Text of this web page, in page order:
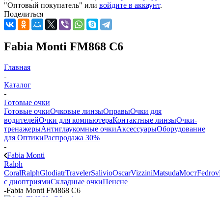
"Оптовый покупатель" или войдите в аккаунт.
Поделиться
Fabia Monti FM868 C6
Главная
-
Каталог
-
Готовые очки
Готовые очкиОчковые линзыОправыОчки для
водителейОчки для компьютераКонтактные линзыОчки-
тренажерыАнтиглаукомные очкиАксессуарыОборудование
для ОптикиРаспродажа 30%
-
Fabia Monti
Ralph
CoralRalphGlodiatrTravelerSalivioOscarVizziniMatsudaМостFedrov
с диоптриямиСкладные очкиПенсне
-Fabia Monti FM868 C6